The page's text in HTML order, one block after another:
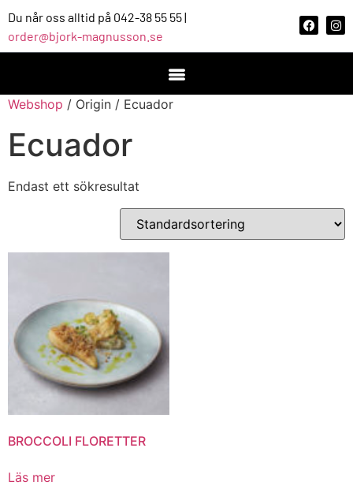
Du når oss alltid på 042-38 55 55 |
order@bjork-magnusson.se
Webshop / Origin / Ecuador
Ecuador
Endast ett sökresultat
BROCCOLI FLORETTER
Läs mer